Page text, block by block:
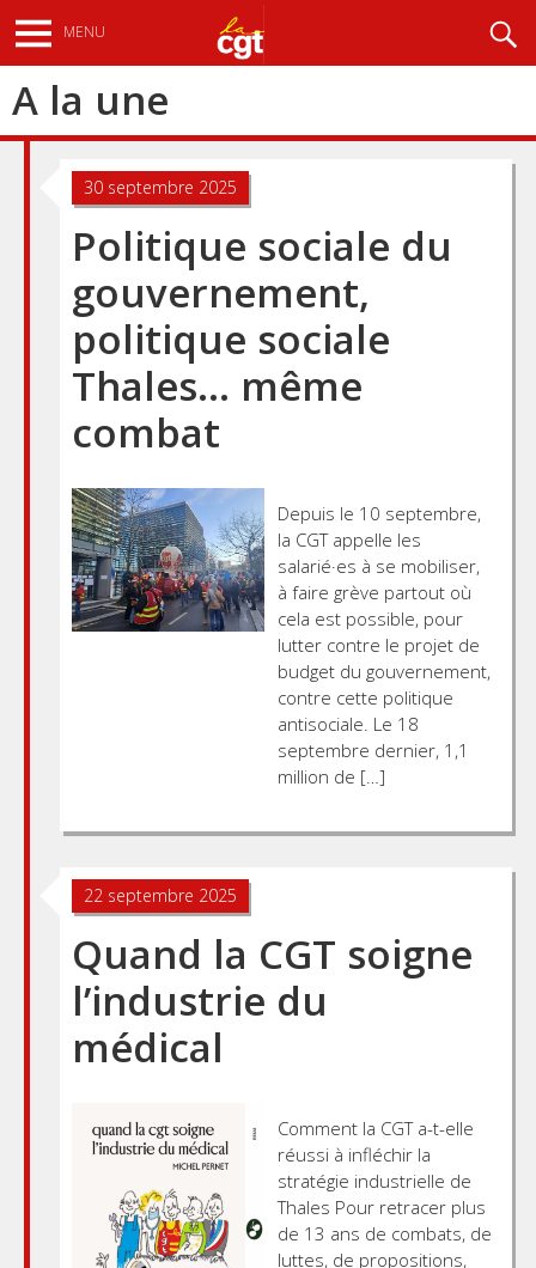
au
contenu
principal
MENU
A la une
30 septembre 2025
Politique sociale du
gouvernement,
politique sociale
Thales… même
combat
Depuis le 10 septembre,
la CGT appelle les
salarié·es à se mobiliser,
à faire grève partout où
cela est possible, pour
lutter contre le projet de
budget du gouvernement,
contre cette politique
antisociale. Le 18
septembre dernier, 1,1
million de […]
22 septembre 2025
Quand la CGT soigne
l’industrie du
médical
Comment la CGT a-t-elle
réussi à infléchir la
stratégie industrielle de
Thales Pour retracer plus
de 13 ans de combats, de
luttes, de propositions,